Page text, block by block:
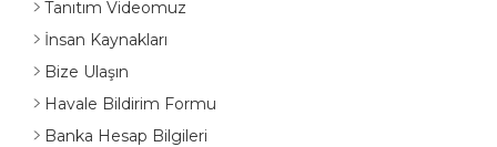
Tanıtım Videomuz
İnsan Kaynakları
Bize Ulaşın
Havale Bildirim Formu
Banka Hesap Bilgileri